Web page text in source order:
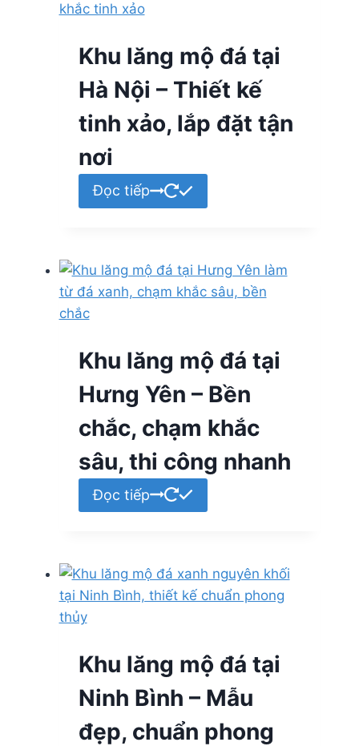
Khu lăng mộ đá tại
Hà Nội – Thiết kế
tinh xảo, lắp đặt tận
nơi
Đọc tiếp
Khu lăng mộ đá tại
Hưng Yên – Bền
chắc, chạm khắc
sâu, thi công nhanh
Đọc tiếp
Khu lăng mộ đá tại
Ninh Bình – Mẫu
đẹp, chuẩn phong